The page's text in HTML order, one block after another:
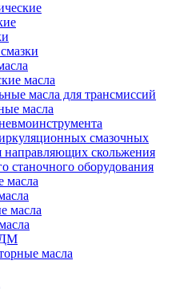
масла
масла для трансмиссий
масла
смазочных
направляющих скольжения
станочного оборудования
масла
масла
масла